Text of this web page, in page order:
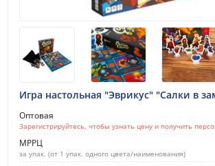
Игра настольная "Эврикус" "Салки в
Оптовая
Зарегистрируйтесь, чтобы узнать цену и получить
МРРЦ
за упак. (от 1 упак. одного цвета/наименования)